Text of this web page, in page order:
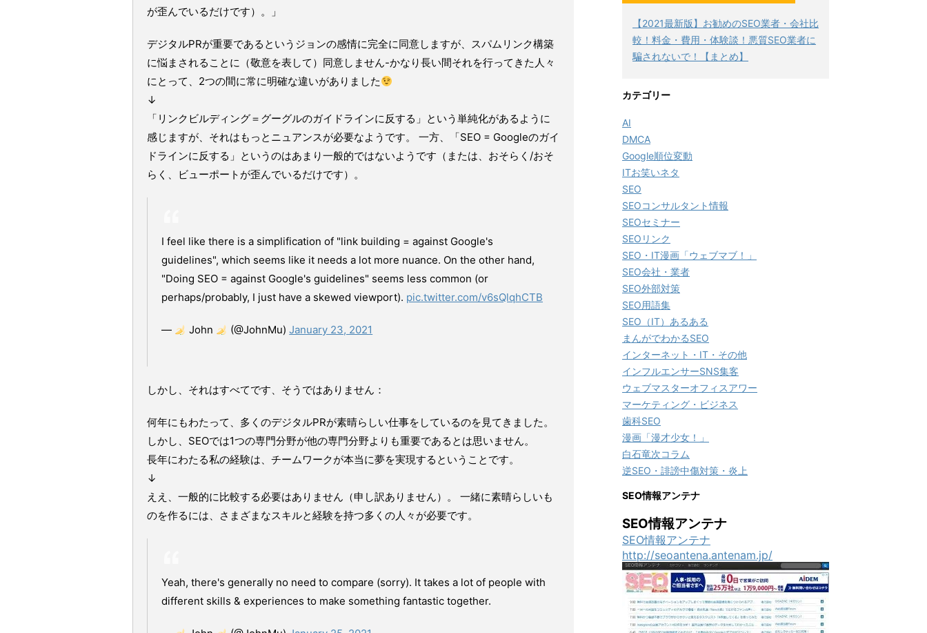
が歪んでいるだけです）。」
デジタルPRが重要であるというジョンの感情に完全に同意しますが、スパムリンク構築
に悩まされることに（敬意を表して）同意しません-かなり長い間それを行ってきた人々
にとって、2つの間に常に明確な違いがありました
↓
「リンクビルディング＝グーグルのガイドラインに反する」という単純化があるように
感じますが、それはもっとニュアンスが必要なようです。 一方、「SEO = Googleのガイ
ドラインに反する」というのはあまり一般的ではないようです（または、おそらく/おそ
らく、ビューポートが歪んでいるだけです）。
I feel like there is a simplification of "link building = against Google's
guidelines", which seems like it needs a lot more nuance. On the other hand,
"Doing SEO = against Google's guidelines" seems less common (or
perhaps/probably, I just have a skewed viewport). pic.twitter.com/v6sQlqhCTB
— John (@JohnMu)January 23, 2021
しかし、それはすべてです、そうではありません：
何年にもわたって、多くのデジタルPRが素晴らしい仕事をしているのを見てきました。
しかし、SEOでは1つの専門分野が他の専門分野よりも重要であるとは思いません。
長年にわたる私の経験は、チームワークが本当に夢を実現するということです。
↓
ええ、一般的に比較する必要はありません（申し訳ありません）。 一緒に素晴らしいも
のを作るには、さまざまなスキルと経験を持つ多くの人々が必要です。
Yeah, there's generally no need to compare (sorry). It takes a lot of people with
different skills & experiences to make something fantastic together.
【2021最新版】お勧めのSEO業者・会社比
較！料金・費用・体験談！悪質SEO業者に
騙されないで！【まとめ】
カテゴリー
AI
DMCA
Google順位変動
ITお笑いネタ
SEO
SEOコンサルタント情報
SEOセミナー
SEOリンク
SEO・IT漫画「ウェブマブ！」
SEO会社・業者
SEO外部対策
SEO用語集
SEO（IT）あるある
まんがでわかるSEO
インターネット・IT・その他
インフルエンサーSNS集客
ウェブマスターオフィスアワー
マーケティング・ビジネス
歯科SEO
漫画「漫才少女！」
白石竜次コラム
逆SEO・誹謗中傷対策・炎上
SEO情報アンテナ
SEO情報アンテナ
SEO情報アンテナ
http://seoantena.antenam.jp/